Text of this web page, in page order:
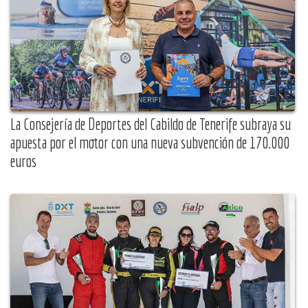
La Consejería de Deportes del Cabildo de Tenerife subraya su
apuesta por el motor con una nueva subvención de 170.000
euros